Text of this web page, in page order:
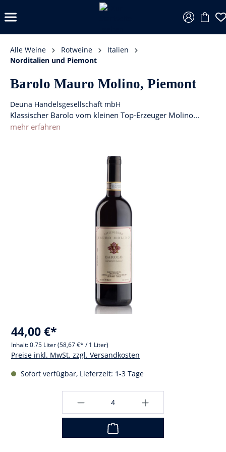
Alle Weine Rotweine
Italien
Norditalien und Piemont
Barolo Mauro Molino, Piemont
Deuna Handelsgesellschaft mbH
Klassischer Barolo vom kleinen Top-Erzeuger Molino...
mehr erfahren
44,00 €*
Inhalt:0.75 Liter(58,67 €* / 1 Liter)
Preise inkl. MwSt. zzgl. Versandkosten
Sofort verfügbar, Lieferzeit: 1-3 Tage